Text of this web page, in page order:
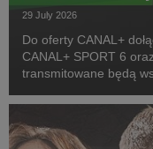
29 July 2026
Do oferty CANAL+
CANAL+ SPORT 6
transmitowane będą
pierwszej kolejki